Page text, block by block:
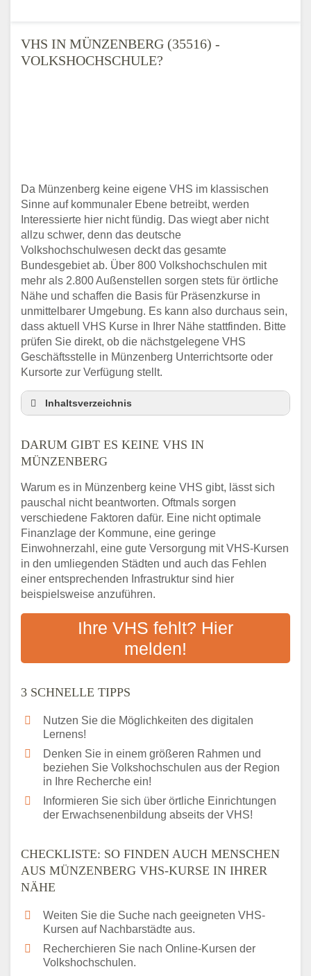
VHS IN MÜNZENBERG (35516) -
VOLKSHOCHSCHULE?
Da Münzenberg keine eigene VHS im klassischen
Sinne auf kommunaler Ebene betreibt, werden
Interessierte hier nicht fündig. Das wiegt aber nicht
allzu schwer, denn das deutsche
Volkshochschulwesen deckt das gesamte
Bundesgebiet ab. Über 800 Volkshochschulen mit
mehr als 2.800 Außenstellen sorgen stets für örtliche
Nähe und schaffen die Basis für Präsenzkurse in
unmittelbarer Umgebung. Es kann also durchaus sein,
dass aktuell VHS Kurse in Ihrer Nähe stattfinden. Bitte
prüfen Sie direkt, ob die nächstgelegene VHS
Geschäftsstelle in Münzenberg Unterrichtsorte oder
Kursorte zur Verfügung stellt.
Inhaltsverzeichnis
3 schnelle Tipps
Checkliste: So finden auch Menschen aus
Abendschule in der Region rund um
Münzenberg
VHS steht für Erwachsenenbildung
Online-Kurse: Alternative Angebote zum
VHS-Kurs
Vor- und Nachteile von Online-Kursen
Checkliste: Darauf kommt es bei
Bildungsangeboten an
Das bundesweite Volkshochschulwesen
DARUM GIBT ES KEINE VHS IN
MÜNZENBERG
Warum es in Münzenberg keine VHS gibt, lässt sich
pauschal nicht beantworten. Oftmals sorgen
verschiedene Faktoren dafür. Eine nicht optimale
Finanzlage der Kommune, eine geringe
Einwohnerzahl, eine gute Versorgung mit VHS-Kursen
in den umliegenden Städten und auch das Fehlen
einer entsprechenden Infrastruktur sind hier
beispielsweise anzuführen.
Ihre VHS fehlt? Hier
melden!
3 SCHNELLE TIPPS
Nutzen Sie die Möglichkeiten des digitalen
Lernens!
Denken Sie in einem größeren Rahmen und
beziehen Sie Volkshochschulen aus der Region
in Ihre Recherche ein!
Informieren Sie sich über örtliche Einrichtungen
der Erwachsenenbildung abseits der VHS!
CHECKLISTE: SO FINDEN AUCH MENSCHEN
AUS MÜNZENBERG VHS-KURSE IN IHRER
NÄHE
Weiten Sie die Suche nach geeigneten VHS-
Kursen auf Nachbarstädte aus.
Recherchieren Sie nach Online-Kursen der
Volkshochschulen.